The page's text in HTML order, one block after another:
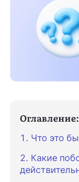
Оглавление:
Что это
Какие